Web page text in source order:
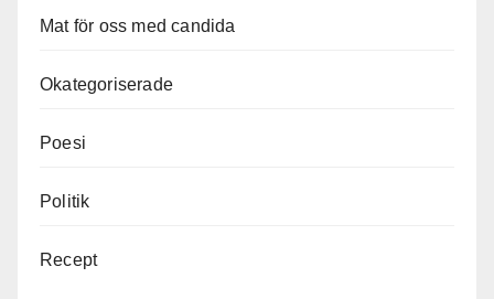
Mat för oss med candida
Okategoriserade
Poesi
Politik
Recept